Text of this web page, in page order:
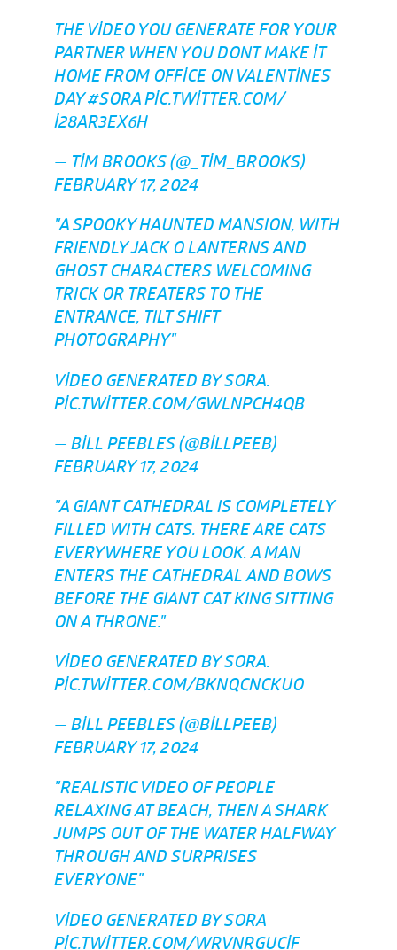
THE VIDEO YOU GENERATE FOR YOUR
PARTNER WHEN YOU DONT MAKE IT
HOME FROM OFFICE ON VALENTINES
DAY#SORA PIC.TWITTER.COM/
I28AR3EX6H
— TIM BROOKS (@_TIM_BROOKS)
FEBRUARY 17, 2024
"A SPOOKY HAUNTED MANSION, WITH
FRIENDLY JACK O LANTERNS AND
GHOST CHARACTERS WELCOMING
TRICK OR TREATERS TO THE
ENTRANCE, TILT SHIFT
PHOTOGRAPHY"
VIDEO GENERATED BY SORA.
PIC.TWITTER.COM/GWLNPCH4QB
— BILL PEEBLES (@BILLPEEB)
FEBRUARY 17, 2024
"A GIANT CATHEDRAL IS COMPLETELY
FILLED WITH CATS. THERE ARE CATS
EVERYWHERE YOU LOOK. A MAN
ENTERS THE CATHEDRAL AND BOWS
BEFORE THE GIANT CAT KING SITTING
ON A THRONE."
VIDEO GENERATED BY SORA.
PIC.TWITTER.COM/BKNQCNCKUO
— BILL PEEBLES (@BILLPEEB)
FEBRUARY 17, 2024
"REALISTIC VIDEO OF PEOPLE
RELAXING AT BEACH, THEN A SHARK
JUMPS OUT OF THE WATER HALFWAY
THROUGH AND SURPRISES
EVERYONE"
VIDEO GENERATED BY SORA
PIC.TWITTER.COM/WRVNRGUCIF